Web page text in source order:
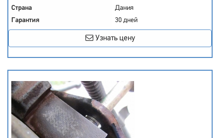
Страна
Дания
Гарантия
30 дней
Узнать цену